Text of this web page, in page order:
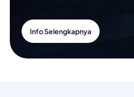
Info Selengkapnya